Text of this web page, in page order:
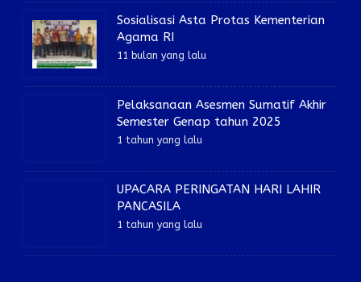
Sosialisasi Asta Protas Kementerian
Agama RI
11 bulan yang lalu
Pelaksanaan Asesmen Sumatif Akhir
Semester Genap tahun 2025
1 tahun yang lalu
UPACARA PERINGATAN HARI LAHIR
PANCASILA
1 tahun yang lalu